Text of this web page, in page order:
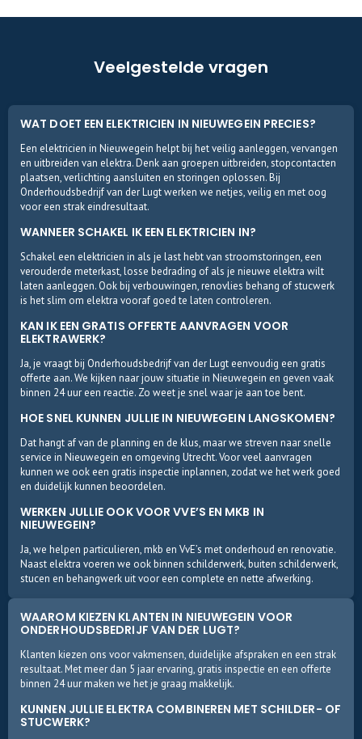
Veelgestelde vragen
WAT DOET EEN ELEKTRICIEN IN NIEUWEGEIN PRECIES?
Een elektricien in Nieuwegein helpt bij het veilig aanleggen, vervangen
en uitbreiden van elektra. Denk aan groepen uitbreiden, stopcontacten
plaatsen, verlichting aansluiten en storingen oplossen. Bij
Onderhoudsbedrijf van der Lugt werken we netjes, veilig en met oog
voor een strak eindresultaat.
WANNEER SCHAKEL IK EEN ELEKTRICIEN IN?
Schakel een elektricien in als je last hebt van stroomstoringen, een
verouderde meterkast, losse bedrading of als je nieuwe elektra wilt
laten aanleggen. Ook bij verbouwingen, renovlies behang of stucwerk
is het slim om elektra vooraf goed te laten controleren.
KAN IK EEN GRATIS OFFERTE AANVRAGEN VOOR
ELEKTRAWERK?
Ja, je vraagt bij Onderhoudsbedrijf van der Lugt eenvoudig een gratis
offerte aan. We kijken naar jouw situatie in Nieuwegein en geven vaak
binnen 24 uur een reactie. Zo weet je snel waar je aan toe bent.
HOE SNEL KUNNEN JULLIE IN NIEUWEGEIN LANGSKOMEN?
Dat hangt af van de planning en de klus, maar we streven naar snelle
service in Nieuwegein en omgeving Utrecht. Voor veel aanvragen
kunnen we ook een gratis inspectie inplannen, zodat we het werk goed
en duidelijk kunnen beoordelen.
WERKEN JULLIE OOK VOOR VVE’S EN MKB IN
NIEUWEGEIN?
Ja, we helpen particulieren, mkb en VvE’s met onderhoud en renovatie.
Naast elektra voeren we ook binnen schilderwerk, buiten schilderwerk,
stucen en behangwerk uit voor een complete en nette afwerking.
WAAROM KIEZEN KLANTEN IN NIEUWEGEIN VOOR
ONDERHOUDSBEDRIJF VAN DER LUGT?
Klanten kiezen ons voor vakmensen, duidelijke afspraken en een strak
resultaat. Met meer dan 5 jaar ervaring, gratis inspectie en een offerte
binnen 24 uur maken we het je graag makkelijk.
KUNNEN JULLIE ELEKTRA COMBINEREN MET SCHILDER- OF
STUCWERK?